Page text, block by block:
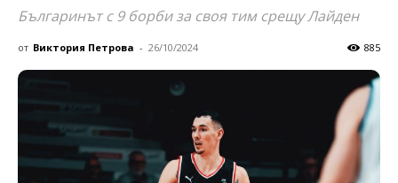
Българинът с 9 борби за своя тим срещу Лайден
от Виктория Петрова - 26/10/2024 885